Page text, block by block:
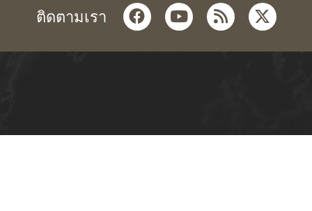
ติดตามเรา facebookyoutube
rss twitter